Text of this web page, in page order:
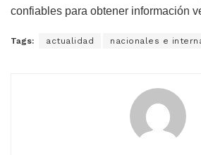
confiables para obtener información
Tags: actualidad nacionales e